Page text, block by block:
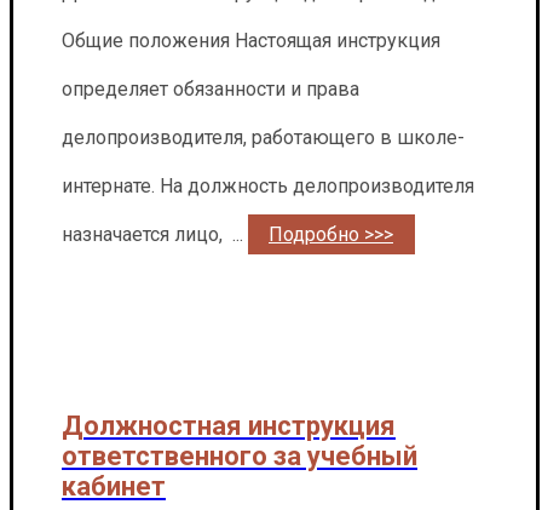
Общие положения Настоящая инструкция
определяет обязанности и права
делопроизводителя, работающего в школе-
интернате. На должность делопроизводителя
назначается лицо, ... Подробно >>>
Должностная инструкция
ответственного за учебный
кабинет